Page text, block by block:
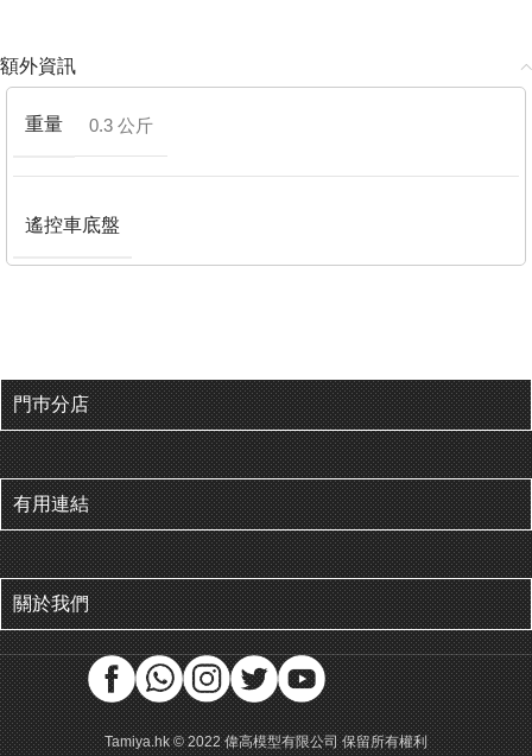
額外資訊
重量 0.3 公斤
遙控車底盤
門巿分店
有用連結
關於我們
Tamiya.hk © 2022 偉高模型有限公司 保留所有權利